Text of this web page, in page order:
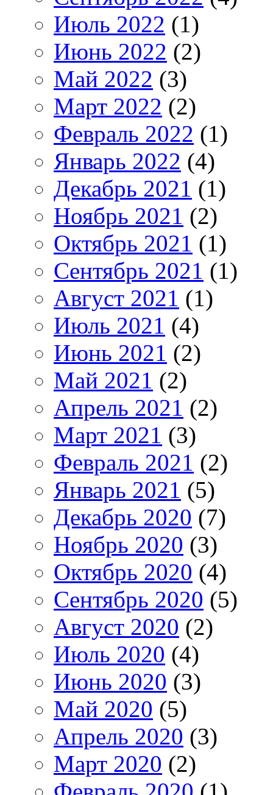
Июль 2022 (1)
Июнь 2022 (2)
Май 2022 (3)
Март 2022 (2)
Февраль 2022 (1)
Январь 2022 (4)
Декабрь 2021 (1)
Ноябрь 2021 (2)
Октябрь 2021 (1)
Сентябрь 2021 (1)
Август 2021 (1)
Июль 2021 (4)
Июнь 2021 (2)
Май 2021 (2)
Апрель 2021 (2)
Март 2021 (3)
Февраль 2021 (2)
Январь 2021 (5)
Декабрь 2020 (7)
Ноябрь 2020 (3)
Октябрь 2020 (4)
Сентябрь 2020 (5)
Август 2020 (2)
Июль 2020 (4)
Июнь 2020 (3)
Май 2020 (5)
Апрель 2020 (3)
Март 2020 (2)